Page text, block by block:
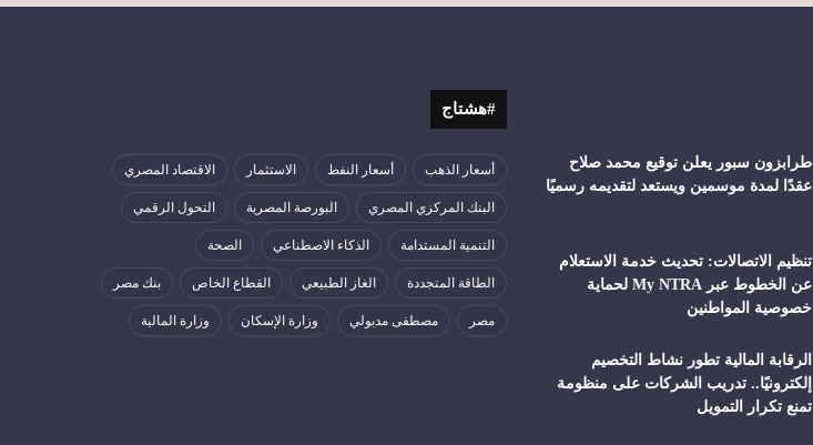
طرابزون سبور يعلن توقيع محمد صلاح
عقدًا لمدة موسمين ويستعد لتقديمه رسميًا
تنظيم الاتصالات: تحديث خدمة الاستعلام
عن الخطوط عبر My NTRA لحماية
خصوصية المواطنين
الرقابة المالية تطور نشاط التخصيم
إلكترونيًا.. تدريب الشركات على منظومة
تمنع تكرار التمويل
#هشتاج
أسعار الذهب أسعار النفط الاستثمار الاقتصاد المصري
البنك المركزي المصري البورصة المصرية التحول الرقمي
التنمية المستدامة الذكاء الاصطناعي الصحة
الطاقة المتجددة الغاز الطبيعي القطاع الخاص بنك مصر
مصر مصطفى مدبولي وزارة الإسكان وزارة المالية